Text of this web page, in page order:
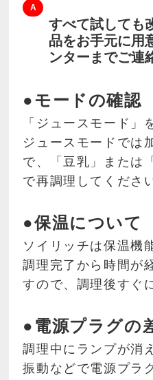
すべて試しても
品をお手元に用
ンターまでご連
●モードの確認
「ジュースモード」
ジュースモードでは
で、「豆乳」または
で再調理してくださ
●保温について
ソイリッチは保温機
調理完了から時間が
すので、調理後すぐ
●電源プラグの
調理中にランプが消
振動などで電源プラ